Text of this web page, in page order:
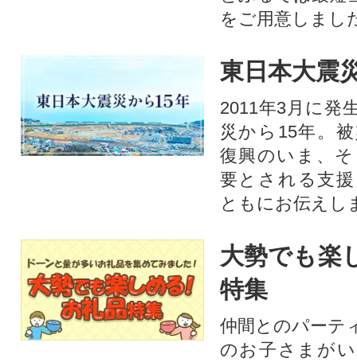
をご用意しまし
東日本大震
2011年3月に発
災から15年。
復興のいま、
要とされる支
ともにお伝えし
大勢でも楽
特集
仲間とのパーテ
のお子さまが